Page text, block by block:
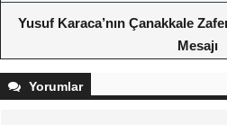
Yusuf Karaca’nın Çanakkale
Mesajı
Yorumlar